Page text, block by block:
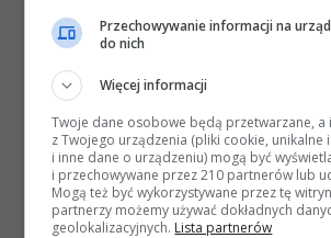
Przechowywanie informacji na
do nich
Więcej informacji
Twoje dane osobowe będą przetwarzane, a
z Twojego urządzenia (pliki cookie, unikalne
i inne dane o urządzeniu) mogą być
i przechowywane przez 210 partnerów lub
Mogą też być wykorzystywane przez tę
partnerzy możemy używać dokładnych
geolokalizacyjnych. Lista partnerów